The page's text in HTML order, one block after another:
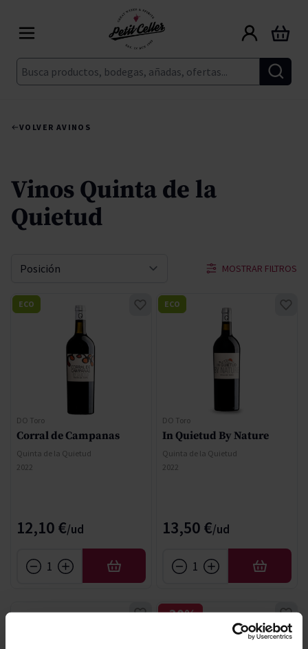
Buscar
Carrito
VOLVER AVINOS
Vinos Quinta de la
Quietud
MOSTRAR FILTROS
Ordenar por
DO Toro
Corral de Campanas
Quinta de la Quietud
2022
12,10 €
ECO
AÑADIR
DO Toro
In Quietud By Nature
Quinta de la Quietud
2022
13,50 €
ECO
AÑADIR
-30%